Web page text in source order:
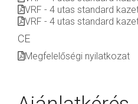
VRF - 4 utas standard
VRF - 4 utas standard
CE
Megfelelőségi nyilatkozat